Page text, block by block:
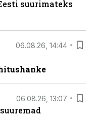
suurimateks
06.08.26, 14:44
06.08.26, 13:07